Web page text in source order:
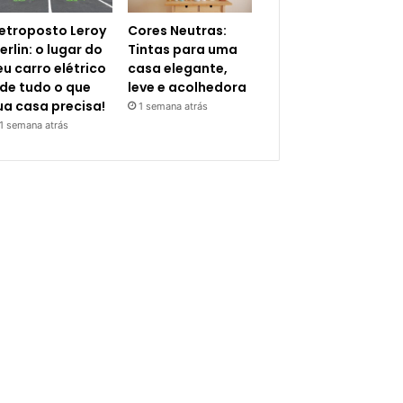
Leroy
o lugar do
carro elétrico
tudo o que
casa precisa!
1 semana atrás
Cores Neutras:
Tintas para uma
casa elegante,
leve e acolhedora
1 semana atrás